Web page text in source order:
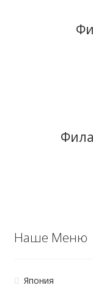
Наше Меню
Япония